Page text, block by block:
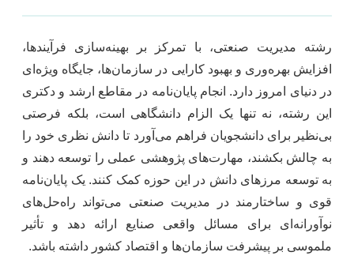
رشته مدیریت صنعتی، با تمرکز بر بهینه‌سازی فرآیندها،
افزایش بهره‌وری و بهبود کارایی در سازمان‌ها، جایگاه ویژه‌ای
در دنیای امروز دارد. انجام پایان‌نامه در مقاطع ارشد و دکتری
این رشته، نه تنها یک الزام دانشگاهی است، بلکه فرصتی
بی‌نظیر برای دانشجویان فراهم می‌آورد تا دانش نظری خود را
به چالش بکشند، مهارت‌های پژوهشی عملی را توسعه دهند و
به توسعه مرزهای دانش در این حوزه کمک کنند. یک پایان‌نامه
قوی و ساختارمند در مدیریت صنعتی می‌تواند راه‌حل‌های
نوآورانه‌ای برای مسائل واقعی صنایع ارائه دهد و تأثیر
ملموسی بر پیشرفت سازمان‌ها و اقتصاد کشور داشته باشد.